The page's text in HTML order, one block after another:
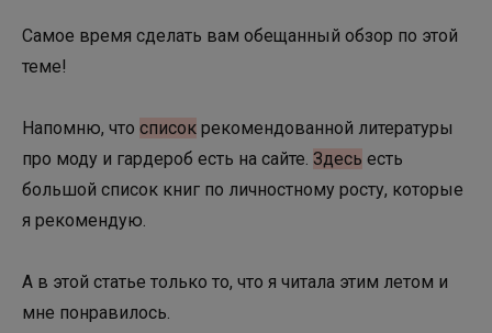
Самое время сделать вам обещанный обзор по этой
теме!
Напомню, что список рекомендованной литературы
про моду и гардероб есть на сайте. Здесь есть
большой список книг по личностному росту, которые
я рекомендую.
А в этой статье только то, что я читала этим летом и
мне понравилось.